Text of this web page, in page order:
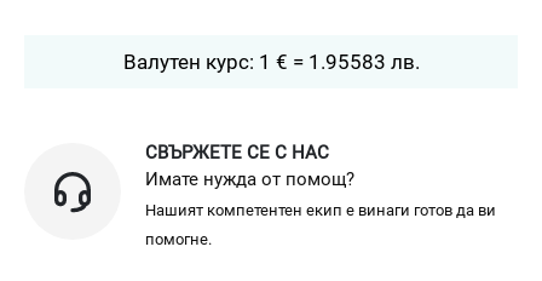
Валутен курс: 1 € = 1.95583 лв.
СВЪРЖЕТЕ СЕ С НАС
Имате нужда от помощ?
Нашият компетентен екип е винаги готов да ви
помогне.